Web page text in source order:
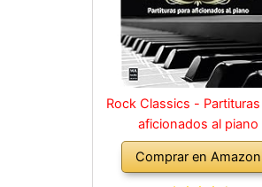
Rock Classics -
aficionados al piano
Comprar en Amazon